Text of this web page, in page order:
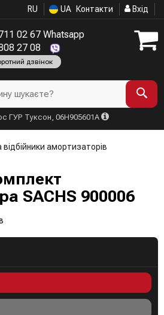
RU UA Контакти Вхід
02 67 Whatsapp
27 08
дзвінок
шукаєте?
ГУР Туксон, 06H905601A
амортизаторів
SACHS 900006